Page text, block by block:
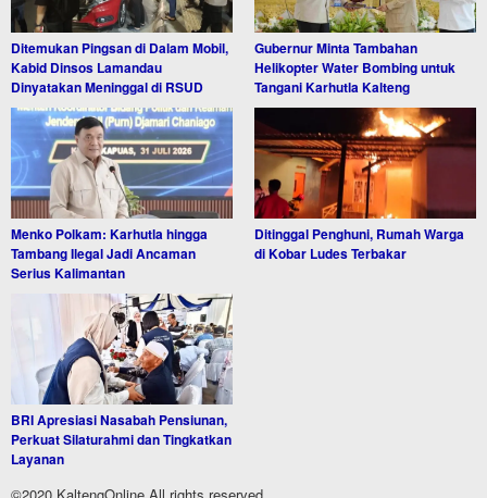
Ditemukan Pingsan di Dalam Mobil,
Kabid Dinsos Lamandau
Dinyatakan Meninggal di RSUD
Gubernur Minta Tambahan
Helikopter Water Bombing untuk
Tangani Karhutla Kalteng
Menko Polkam: Karhutla hingga
Tambang Ilegal Jadi Ancaman
Serius Kalimantan
Ditinggal Penghuni, Rumah Warga
di Kobar Ludes Terbakar
BRI Apresiasi Nasabah Pensiunan,
Perkuat Silaturahmi dan Tingkatkan
Layanan